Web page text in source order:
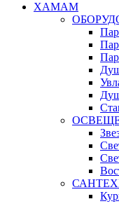
ХАМАМ